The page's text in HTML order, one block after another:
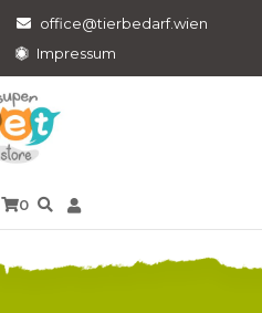
office@tierbedarf.wien
Impressum
0